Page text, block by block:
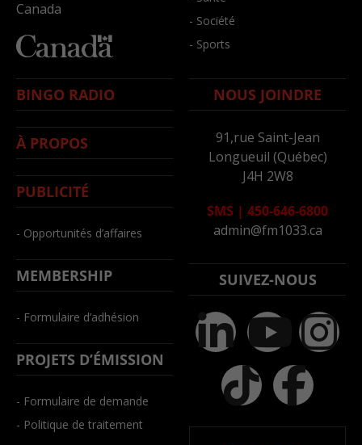
Canada
- Société
- Sports
BINGO RADIO
À PROPOS
PUBLICITÉ
- Opportunités d’affaires
MEMBERSHIP
- Formulaire d’adhésion
PROJETS D’ÉMISSION
- Formulaire de demande
- Politique de traitement
NOUS JOINDRE
91,rue Saint-Jean
Longueuil (Québec)
J4H 2W8
SMS | 450-646-6800
admin@fm1033.ca
SUIVEZ-NOUS